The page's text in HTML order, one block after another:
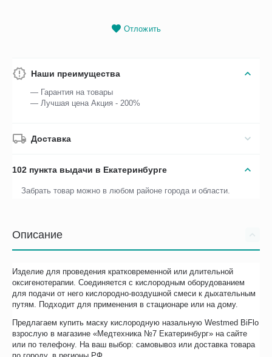
Отложить
Наши преимущества
— Гарантия на товары
— Лучшая цена Акция - 200%
Доставка
102 пункта выдачи в Екатеринбурге
Забрать товар можно в любом районе города и области.
Описание
Изделие для проведения кратковременной или длительной
оксигенотерапии. Соединяется с кислородным оборудованием
для подачи от него кислородно-воздушной смеси к дыхательным
путям. Подходит для применения в стационаре или на дому.
Предлагаем купить маску кислородную назальную Westmed BiFlo
взрослую в магазине «Медтехника №7 Екатеринбург» на сайте
или по телефону. На ваш выбор: самовывоз или доставка товара